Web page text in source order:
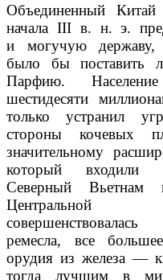
Объединенный
начала III в. н. э.
и могучую
было бы поставить
Парфию.
шестидесяти
только устранил
стороны кочевых
значительному
который входили
Северный
Центральной
ремесла, все
орудия из железа —
тогда лучшим в